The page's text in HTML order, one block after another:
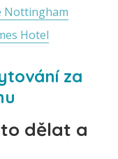
Nottingham
Hotel
za
dělat a